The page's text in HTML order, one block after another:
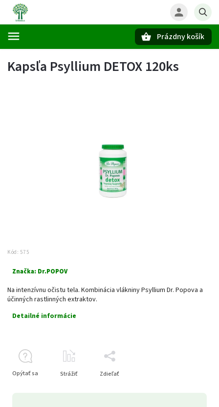
Prázdny košík
Kapsľa Psyllium DETOX 120ks
Kód: 575
Značka: Dr.POPOV
Na intenzívnu očistu tela. Kombinácia vlákniny Psyllium Dr. Popova a
účinných rastlinných extraktov.
Detailné informácie
Opýtať sa Strážiť Zdieľať